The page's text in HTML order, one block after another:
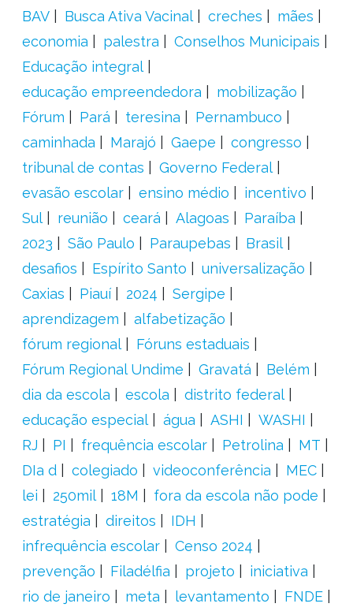
BAV
Busca Ativa Vacinal creches
mães
economia
palestra
Conselhos Municipais
Educação integral
educação empreendedora
mobilização
Fórum
Pará teresina
Pernambuco
caminhada
Marajó Gaepe
congresso
tribunal de contas
Governo Federal
evasão escolar
ensino médio
incentivo
Sul
reunião ceará Alagoas
Paraíba
2023
São Paulo Paraupebas
Brasil
desafios
Espírito Santo
universalização
Caxias
Piauí 2024
Sergipe
aprendizagem
alfabetização
fórum regional
Fóruns estaduais
Fórum Regional Undime
Gravatá
Belém
dia da escola
escola
distrito federal
educação especial
água ASHI
WASHI
RJ
PI frequência escolar Petrolina
MT
DIa d
colegiado videoconferência
MEC
lei
250mil 18M
fora da escola não pode
estratégia
direitos
IDH
infrequência escolar
Censo 2024
prevenção
Filadélfia projeto
iniciativa
rio de janeiro
meta levantamento
FNDE